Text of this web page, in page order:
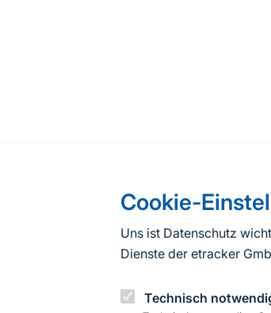
Cookie-
Uns ist Datenschutz
Dienste der etracker
Technisch